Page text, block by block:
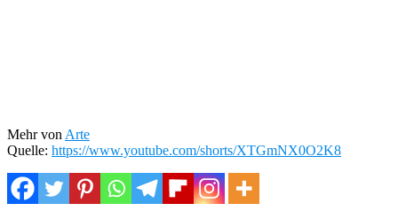
Mehr von Arte
Quelle: https://www.youtube.com/shorts/XTGmNX0O2K8